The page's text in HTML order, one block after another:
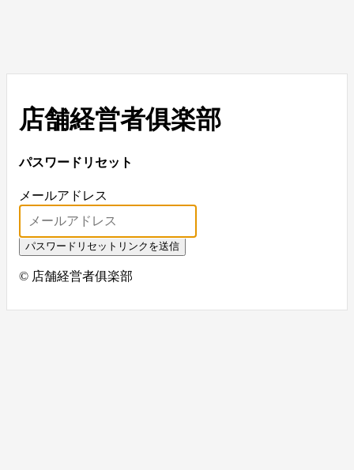
店舗経営者俱楽部
パスワードリセット
メールアドレス
パスワードリセットリンクを送信
© 店舗経営者俱楽部